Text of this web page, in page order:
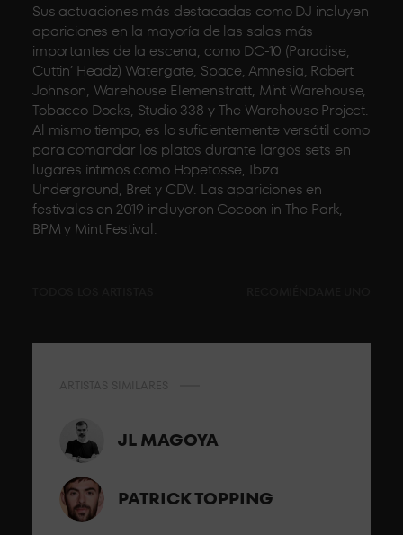
Sus actuaciones más destacadas como DJ incluyen
apariciones en la mayoría de las salas más
importantes de la escena, como DC-10 (Paradise,
Cuttin’ Headz) Watergate, Space, Amnesia, Robert
Johnson, Warehouse Elemenstratt, Mint Warehouse,
Tobacco Docks, Studio 338 y The Warehouse Project.
Al mismo tiempo, es lo suficientemente versátil como
para comandar los platos durante largos sets en
lugares íntimos como Hopetosse, Ibiza
Underground, Bret y CDV. Las apariciones en
festivales en 2019 incluyeron Cocoon in The Park,
BPM y Mint Festival.
JL MAGOYA
PATRICK TOPPING